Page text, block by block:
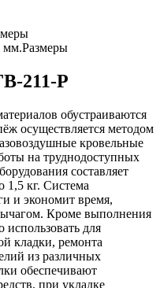
мм.Размеры
211-Р
обустраиваются
осуществляется методом
кровельные
на труднодоступных
составляет
1,5 кг. Система
и экономит время,
Кроме выполнения
для
кладки, ремонта
из различных
обеспечивают
при укладке